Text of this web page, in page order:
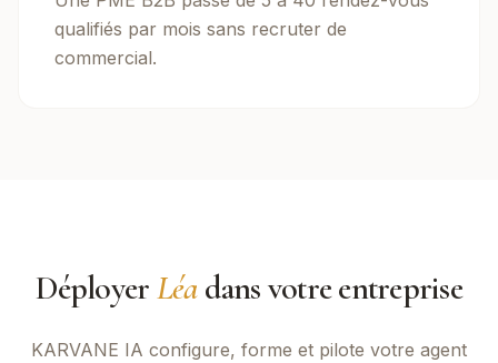
qualifiés par mois sans recruter de
commercial.
DéployerLéadans votre entreprise
KARVANE IA configure, forme et pilote votre agent